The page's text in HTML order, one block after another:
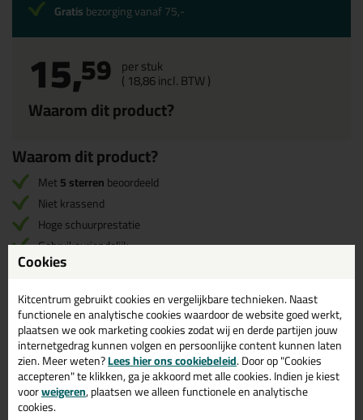
15,59 per stuk
( 18,86incl. BTW )
Waarom dit product?
Gratisbezorging vanaf 75,-
Waarom dit product?
Met5 sterrenbeoordeeld
Niet krassend
Hoge schuurprestatie
Gebruiksvriendelijk
Omschrijving Reviews (1)
Reviews voor:Mapei Scotch Brite
Volledig
Dit product wordt beoordeeld met sterren,
gebaseerd op
Cookies
Kitcentrum gebruikt cookies en vergelijkbare technieken. Naast
functionele en analytische cookies waardoor de website goed werkt,
plaatsen we ook marketing cookies zodat wij en derde partijen jouw
internetgedrag kunnen volgen en persoonlijke content kunnen laten
zien. Meer weten?Lees hier ons cookiebeleid. Door op "Cookies
accepteren" te klikken, ga je akkoord met alle cookies. Indien je kiest
voorweigeren, plaatsen we alleen functionele en analytische
cookies.